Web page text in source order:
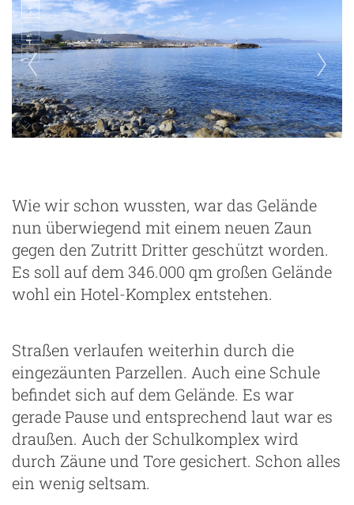
Wie wir schon wussten, war das Gelände
nun überwiegend mit einem neuen Zaun
gegen den Zutritt Dritter geschützt worden.
Es soll auf dem 346.000 qm großen Gelände
wohl ein Hotel-Komplex entstehen.
Straßen verlaufen weiterhin durch die
eingezäunten Parzellen. Auch eine Schule
befindet sich auf dem Gelände. Es war
gerade Pause und entsprechend laut war es
draußen. Auch der Schulkomplex wird
durch Zäune und Tore gesichert. Schon alles
ein wenig seltsam.